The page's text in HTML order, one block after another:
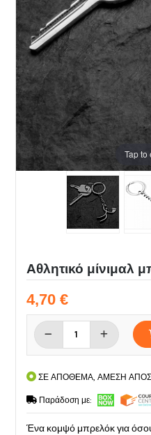
Tap to
Αθλητικό μίνιμαλ
4,70 €
ΣΕ ΑΠΟΘΕΜΑ, ΑΜΕΣΗ
Παράδοση με:
Ένα κομψό μπρελόκ για